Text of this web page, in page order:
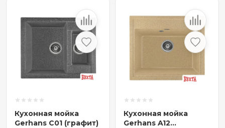
Кухонная мойка
Gerhans C01 (графит)
Кухонная мойка
Gerhans A12